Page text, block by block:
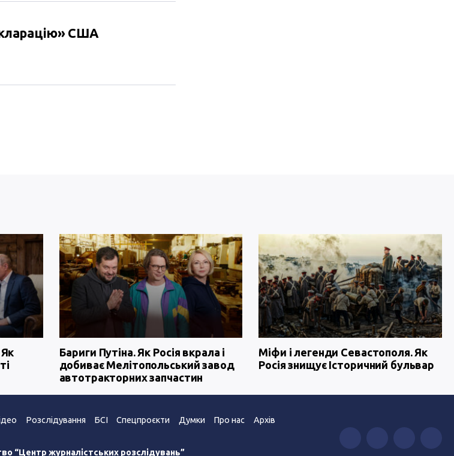
США
Бариги Путіна. Як Росія вкрала і
добиває Мелітопольський завод
автотракторних запчастин
Міфи і легенди Севастополя. Як
Росія знищує Історичний бульвар
Розслідування БСІ Спецпроєкти Думки Про нас Архів
“Центр журналістських розслідувань”